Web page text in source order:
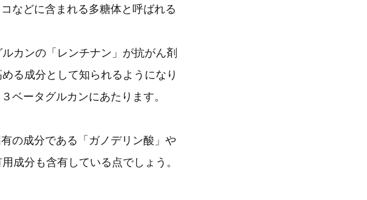
などに含まれる多糖体と呼ばれる
カンの「レンチナン」が抗がん剤
る成分として知られるようになり
ベータグルカンにあたります。
の成分である「ガノデリン酸」や
成分も含有している点でしょう。